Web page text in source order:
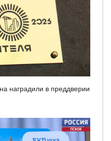
наградили в преддверии